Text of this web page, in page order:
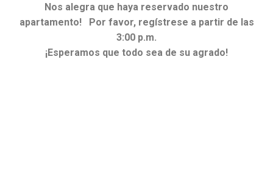
Nos alegra que haya reservado nuestro
apartamento! Por favor, regístrese a partir de las
3:00 p.m.
¡Esperamos que todo sea de su agrado!